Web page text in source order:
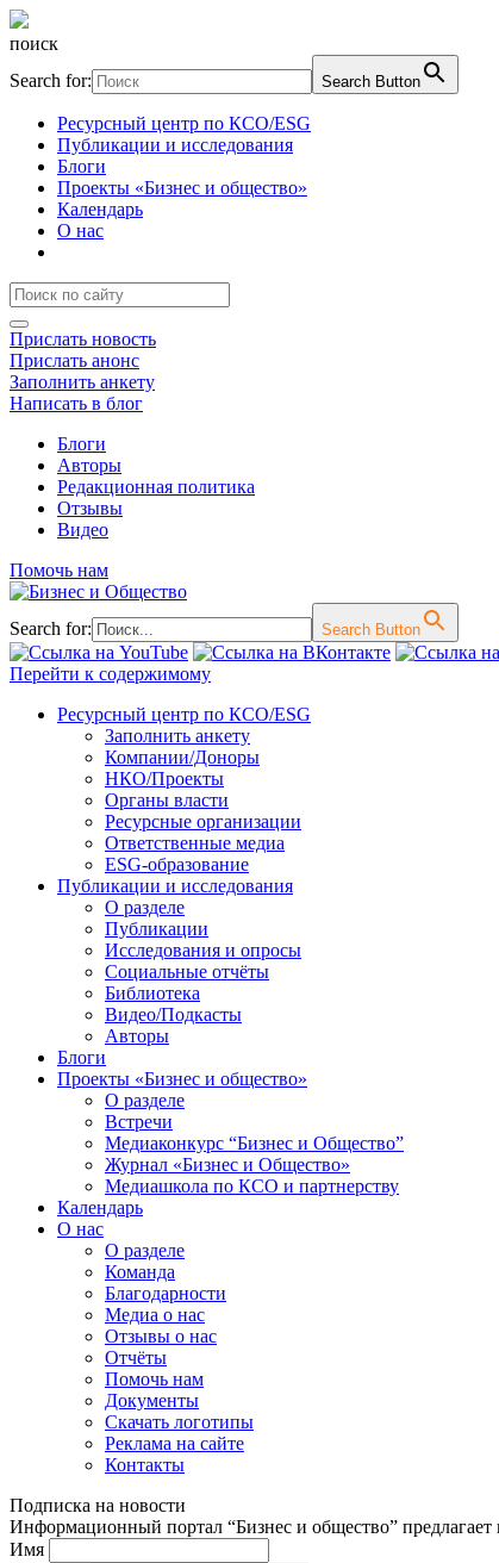
поиск
Search for:
Search Button
Ресурсный центр по КСО/ESG
Публикации и исследования
Блоги
Проекты «Бизнес и общество»
Календарь
О нас
Прислать новость
Прислать анонс
Заполнить анкету
Написать в блог
Блоги
Авторы
Редакционная политика
Отзывы
Видео
Помочь нам
Search for: Search Button
Перейти к содержимому
Ресурсный центр по КСО/ESG
Заполнить анкету
Компании/Доноры
НКО/Проекты
Органы власти
Ресурсные организации
Ответственные медиа
ESG-образование
Публикации и исследования
О разделе
Публикации
Исследования и опросы
Социальные отчёты
Библиотека
Видео/Подкасты
Авторы
Блоги
Проекты «Бизнес и общество»
О разделе
Встречи
Медиаконкурс “Бизнес и Общество”
Журнал «Бизнес и Общество»
Медиашкола по КСО и партнерству
Календарь
О нас
О разделе
Команда
Благодарности
Медиа о нас
Отзывы о нас
Отчёты
Помочь нам
Документы
Скачать логотипы
Реклама на сайте
Контакты
Подписка на новости
Информационный портал “Бизнес и общество”
Имя